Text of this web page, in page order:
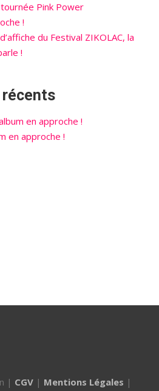
Pink Power
!
du Festival ZIKOLAC, la
!
en approche !
en approche !
| CGV | Mentions Légales |